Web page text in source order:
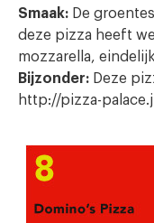
Smaak: De
deze pizza heeft
mozzarella,
Bijzonder: Deze
http://pizza-